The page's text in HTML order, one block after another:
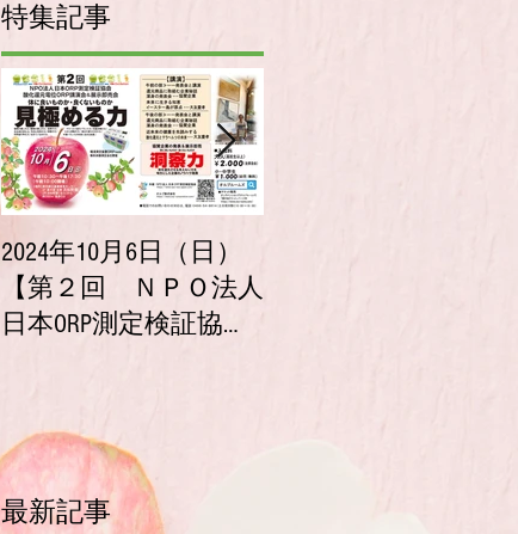
特集記事
2024年10月6日（日）
【第２回 ＮＰＯ法人
日本ORP測定検証協会
ケット販売開始！
最新記事